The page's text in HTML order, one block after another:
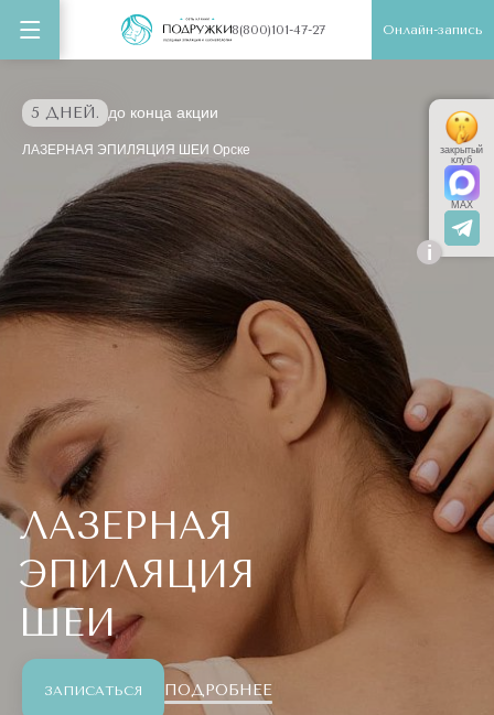
8(800)101-47-27 Онлайн-запись
5 ДНЕЙ. до конца акции
ЛАЗЕРНАЯ ЭПИЛЯЦИЯ ШЕИ Орске
ЛАЗЕРНАЯ
ЭПИЛЯЦИЯ
ШЕИ
ЗАПИСАТЬСЯ ПОДРОБНЕЕ
i
закрытый
клуб
MAX